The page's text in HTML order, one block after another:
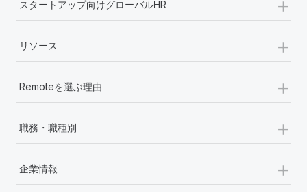
スタートアップ向けグローバルHR
リソース +
Remoteを選ぶ理由 +
職務・職種別 +
企業情報 +